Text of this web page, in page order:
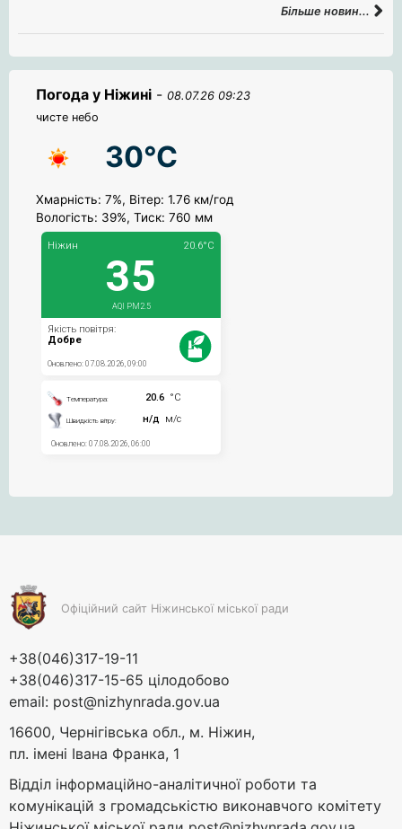
Більше новин...
Погода у Ніжині - 08.07.26 09:23
чисте небо
30°C
Хмарність: 7%, Вітер: 1.76 км/год
Вологість: 39%, Тиск: 760 мм
Офіційний сайт Ніжинської міської ради
+38(046)317-19-11
+38(046)317-15-65 цілодобово
email: post@nizhynrada.gov.ua
16600, Чернігівська обл., м. Ніжин,
пл. імені Івана Франка, 1
Відділ інформаційно-аналітичної роботи та
комунікацій з громадськістю виконавчого комітету